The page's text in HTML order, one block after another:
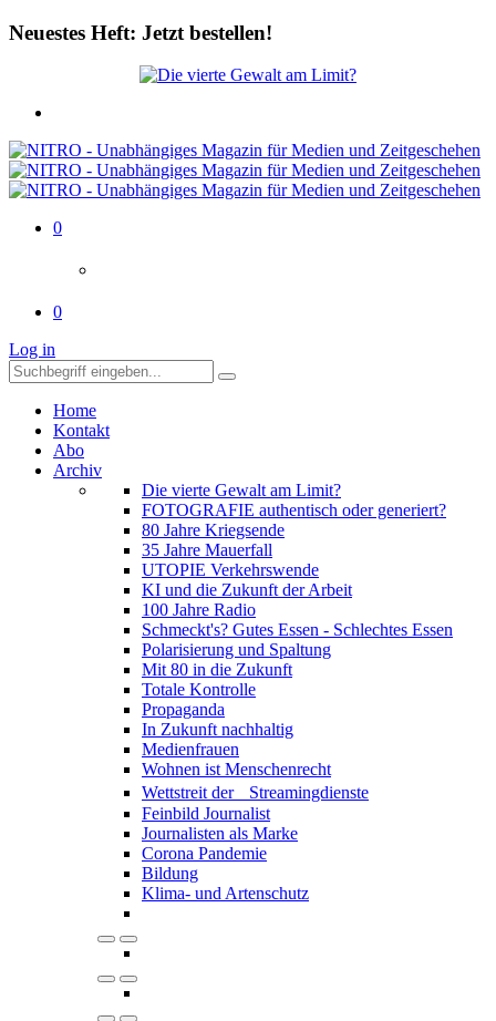
Neuestes Heft: Jetzt bestellen!
0
0
Log in
Home
Kontakt
Abo
Archiv
Die vierte Gewalt am Limit?
FOTOGRAFIE authentisch oder generiert?
80 Jahre Kriegsende
35 Jahre Mauerfall
UTOPIE Verkehrswende
KI und die Zukunft der Arbeit
100 Jahre Radio
Schmeckt's? Gutes Essen - Schlechtes Essen
Polarisierung und Spaltung
Mit 80 in die Zukunft
Totale Kontrolle
Propaganda
In Zukunft nachhaltig
Medienfrauen
Wohnen ist Menschenrecht
Wettstreit der Streamingdienste
Feinbild Journalist
Journalisten als Marke
Corona Pandemie
Bildung
Klima- und Artenschutz